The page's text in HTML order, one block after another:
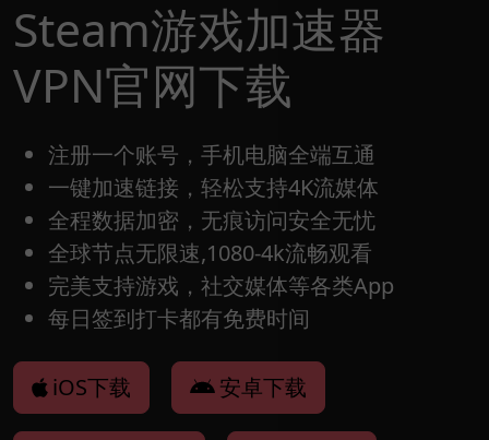
Steam游戏加速器
VPN官网下载
注册一个账号，手机电脑全端互通
一键加速链接，轻松支持4K流媒体
全程数据加密，无痕访问安全无忧
全球节点无限速,1080-4k流畅观看
完美支持游戏，社交媒体等各类App
每日签到打卡都有免费时间
iOS下载 安卓下载